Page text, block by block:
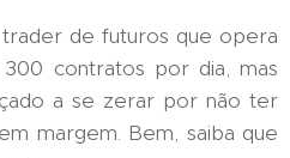
de futuros que opera
300 contratos por dia, mas
a se zerar por não ter
margem. Bem, saiba que